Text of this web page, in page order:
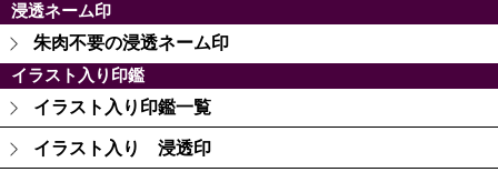
浸透ネーム印
朱肉不要の浸透ネーム印
イラスト入り印鑑
イラスト入り印鑑一覧
イラスト入り 浸透印